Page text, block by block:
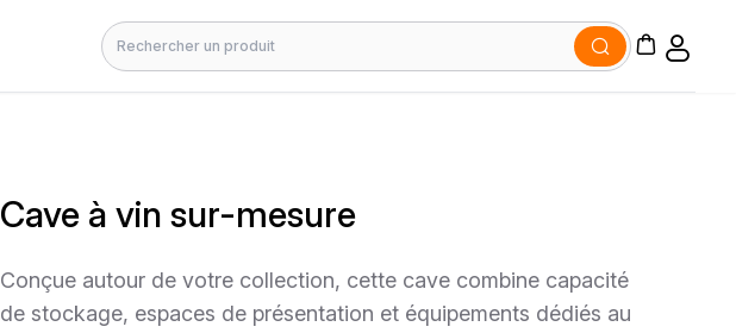
Rechercher
Cave à vin sur-mesure
Conçue autour de votre collection, cette cave combine capacité
de stockage, espaces de présentation et équipements dédiés au